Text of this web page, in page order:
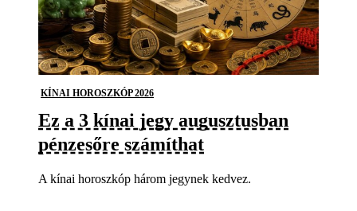
KÍNAI HOROSZKÓP 2026
Ez a 3 kínai jegy augusztusban
pénzesőre számíthat
A kínai horoszkóp három jegynek kedvez.